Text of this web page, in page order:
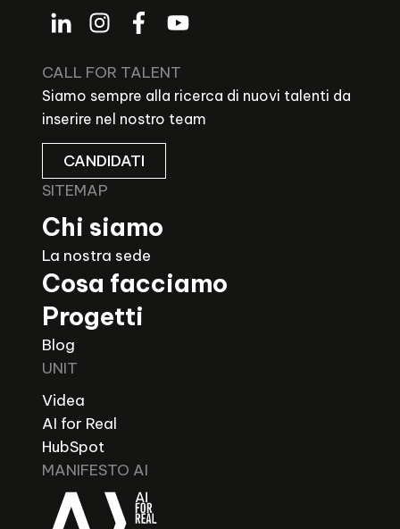
CALL FOR TALENT
Siamo sempre alla ricerca di nuovi talenti da
inserire nel nostro team
CANDIDATI
SITEMAP
Chi siamo
La nostra sede
Cosa facciamo
Progetti
Blog
UNIT
Videa
AI for Real
HubSpot
MANIFESTO AI